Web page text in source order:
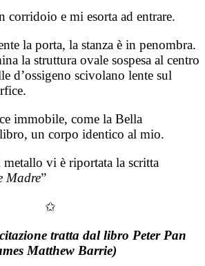
corridoio e mi esorta ad entrare.
la porta, la stanza è in penombra.
la struttura ovale sospesa al centro
d’ossigeno scivolano lente sul
immobile, come la Bella
un corpo identico al mio.
metallo vi è riportata la scritta
Madre”
✩
tratta dal libro Peter Pan
Matthew Barrie)